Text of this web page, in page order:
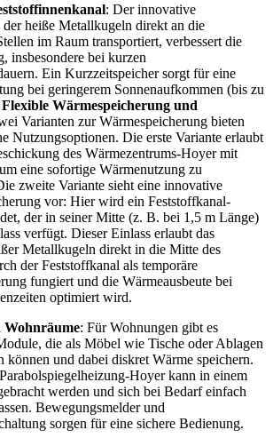
: Der innovative
der heiße Metallkugeln direkt an die
im Raum transportiert, verbessert die
insbesondere bei kurzen
Ein Kurzzeitspeicher sorgt für eine
bei geringerem Sonnenaufkommen (bis zu
Flexible Wärmespeicherung und
Varianten zur Wärmespeicherung bieten
Nutzungsoptionen. Die erste Variante erlaubt
des Wärmezentrums-Hoyer mit
eine sofortige Wärmenutzung zu
zweite Variante sieht eine innovative
vor: Hier wird ein Feststoffkanal-
der in seiner Mitte (z. B. bei 1,5 m Länge)
verfügt. Dieser Einlass erlaubt das
Metallkugeln direkt in die Mitte des
der Feststoffkanal als temporäre
fungiert und die Wärmeausbeute bei
optimiert wird.
: Für Wohnungen gibt es
die als Möbel wie Tische oder Ablagen
können und dabei diskret Wärme speichern.
Hoyer kann in einem
werden und sich bei Bedarf einfach
Bewegungsmelder und
sorgen für eine sichere Bedienung.